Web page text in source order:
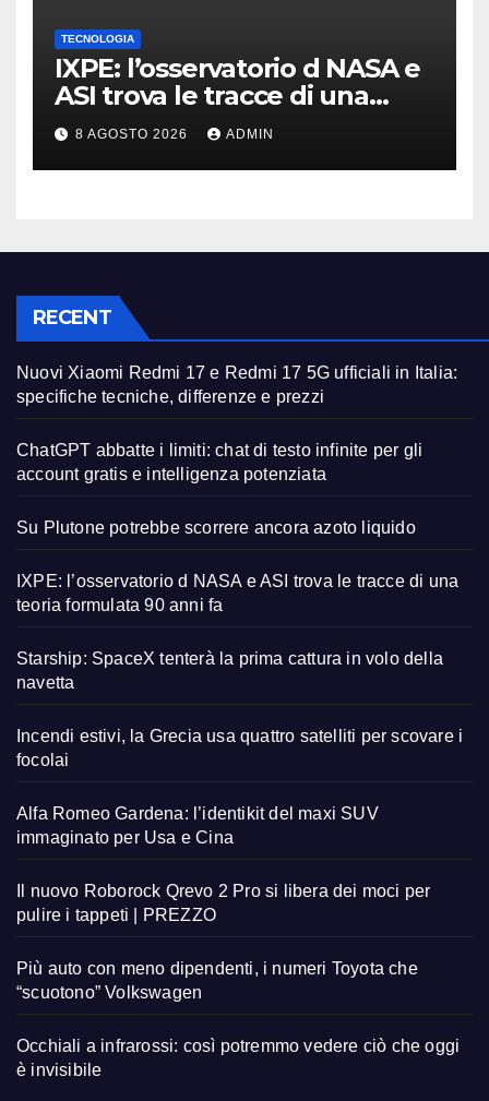
TECNOLOGIA
IXPE: l’osservatorio d NASA e
ASI trova le tracce di una
teoria formulata 90 anni fa
8 AGOSTO 2026 ADMIN
RECENT
Nuovi Xiaomi Redmi 17 e Redmi 17 5G ufficiali in Italia:
specifiche tecniche, differenze e prezzi
ChatGPT abbatte i limiti: chat di testo infinite per gli
account gratis e intelligenza potenziata
Su Plutone potrebbe scorrere ancora azoto liquido
IXPE: l’osservatorio d NASA e ASI trova le tracce di una
teoria formulata 90 anni fa
Starship: SpaceX tenterà la prima cattura in volo della
navetta
Incendi estivi, la Grecia usa quattro satelliti per scovare i
focolai
Alfa Romeo Gardena: l’identikit del maxi SUV
immaginato per Usa e Cina
Il nuovo Roborock Qrevo 2 Pro si libera dei moci per
pulire i tappeti | PREZZO
Più auto con meno dipendenti, i numeri Toyota che
“scuotono” Volkswagen
Occhiali a infrarossi: così potremmo vedere ciò che oggi
è invisibile